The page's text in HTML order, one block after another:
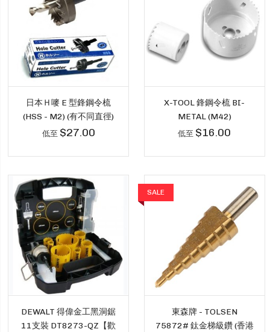
日本Ｈ嘜 E 型鋒鋼令梳
(HSS - M2) (有不同直徑)
低至 $27.00
X-TOOL 鋒鋼令梳 BI-
METAL (M42)
低至 $16.00
DEWALT 得偉金工黑洞鋸
11支裝 DT8273-QZ【歡
SALE
東森牌 - TOLSEN
75872# 鈦金梯級鑽 (香港